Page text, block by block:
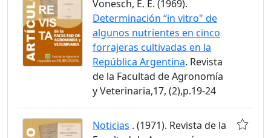
Vonesch, E. E. (1969).
Determinación “in vitro" de
algunos nutrientes en cinco
forrajeras cultivadas en la
República Argentina. Revista
de la Facultad de Agronomía
y Veterinaria,17, (2),p.19-24
Noticias . (1971). Revista de la